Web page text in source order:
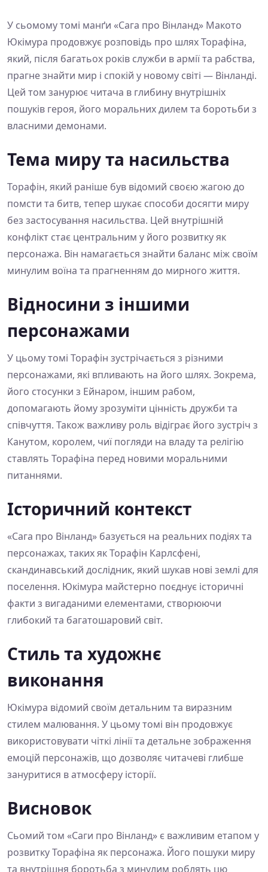
У сьомому томі манґи «Сага про Вінланд» Макото
Юкімура продовжує розповідь про шлях Торафіна,
який, після багатьох років служби в армії та рабства,
прагне знайти мир і спокій у новому світі — Вінланді.
Цей том занурює читача в глибину внутрішніх
пошуків героя, його моральних дилем та боротьби з
власними демонами.
Тема миру та насильства
Торафін, який раніше був відомий своєю жагою до
помсти та битв, тепер шукає способи досягти миру
без застосування насильства. Цей внутрішній
конфлікт стає центральним у його розвитку як
персонажа. Він намагається знайти баланс між своїм
минулим воїна та прагненням до мирного життя.
Відносини з іншими
персонажами
У цьому томі Торафін зустрічається з різними
персонажами, які впливають на його шлях. Зокрема,
його стосунки з Ейнаром, іншим рабом,
допомагають йому зрозуміти цінність дружби та
співчуття. Також важливу роль відіграє його зустріч з
Канутом, королем, чиї погляди на владу та релігію
ставлять Торафіна перед новими моральними
питаннями.
Історичний контекст
«Сага про Вінланд» базується на реальних подіях та
персонажах, таких як Торафін Карлсфені,
скандинавський дослідник, який шукав нові землі для
поселення. Юкімура майстерно поєднує історичні
факти з вигаданими елементами, створюючи
глибокий та багатошаровий світ.
Стиль та художнє
виконання
Юкімура відомий своїм детальним та виразним
стилем малювання. У цьому томі він продовжує
використовувати чіткі лінії та детальне зображення
емоцій персонажів, що дозволяє читачеві глибше
зануритися в атмосферу історії.
Висновок
Сьомий том «Саги про Вінланд» є важливим етапом у
розвитку Торафіна як персонажа. Його пошуки миру
та внутрішня боротьба з минулим роблять цю